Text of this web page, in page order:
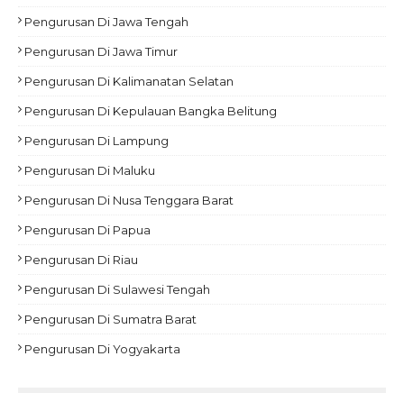
Pengurusan Di Jawa Tengah
Pengurusan Di Jawa Timur
Pengurusan Di Kalimanatan Selatan
Pengurusan Di Kepulauan Bangka Belitung
Pengurusan Di Lampung
Pengurusan Di Maluku
Pengurusan Di Nusa Tenggara Barat
Pengurusan Di Papua
Pengurusan Di Riau
Pengurusan Di Sulawesi Tengah
Pengurusan Di Sumatra Barat
Pengurusan Di Yogyakarta